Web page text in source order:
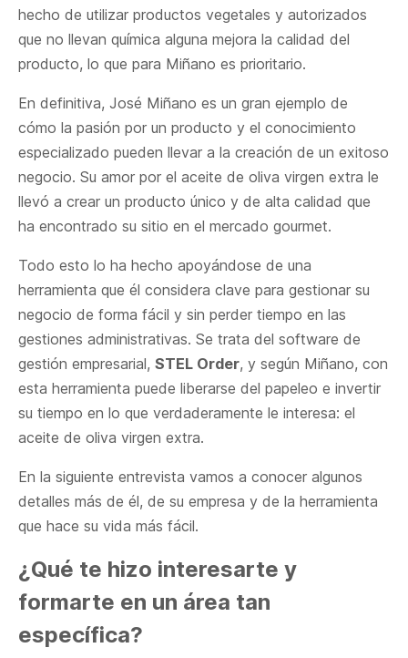
hecho de utilizar productos vegetales y autorizados
que no llevan química alguna mejora la calidad del
producto, lo que para Miñano es prioritario.
En definitiva, José Miñano es un gran ejemplo de
cómo la pasión por un producto y el conocimiento
especializado pueden llevar a la creación de un exitoso
negocio. Su amor por el aceite de oliva virgen extra le
llevó a crear un producto único y de alta calidad que
ha encontrado su sitio en el mercado gourmet.
Todo esto lo ha hecho apoyándose de una
herramienta que él considera clave para gestionar su
negocio de forma fácil y sin perder tiempo en las
gestiones administrativas. Se trata del software de
gestión empresarial, STEL Order, y según Miñano, con
esta herramienta puede liberarse del papeleo e invertir
su tiempo en lo que verdaderamente le interesa: el
aceite de oliva virgen extra.
En la siguiente entrevista vamos a conocer algunos
detalles más de él, de su empresa y de la herramienta
que hace su vida más fácil.
¿Qué te hizo interesarte y
formarte en un área tan
específica?